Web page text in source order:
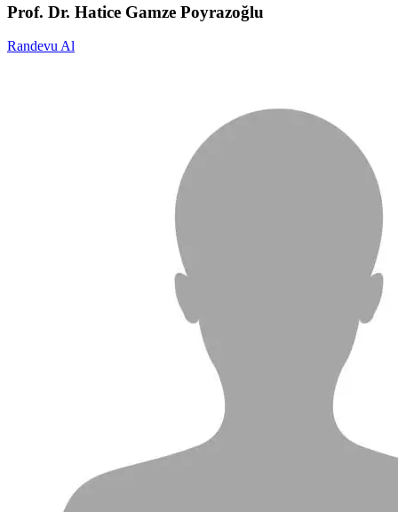
Prof. Dr. Hatice Gamze Poyrazoğlu
Randevu Al